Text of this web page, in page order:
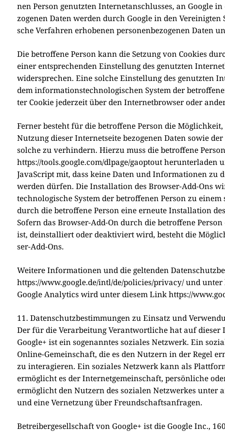
nen Per­son genutz­ten Inter­net­an­schlus­ses, an Goog­le
zo­ge­nen Daten wer­den durch Goog­le in den
sche Ver­fah­ren erho­be­nen per­so­nen­be­zo­ge­nen Daten
Die betrof­fe­ne Per­son kann die Set­zung von Coo­kies
einer ent­spre­chen­den Ein­stel­lung des genutz­ten
wider­spre­chen. Eine sol­che Ein­stel­lung des genutz­ten
dem infor­ma­ti­ons­tech­no­lo­gi­schen System der
ter Coo­kie jeder­zeit über den Inter­net­brow­ser oder
Fer­ner besteht für die betrof­fe­ne Per­son die
Nut­zung die­ser Inter­net­sei­te bezo­ge­nen Daten sowie
sol­che zu ver­hin­dern. Hier­zu muss die betrof­fe­ne
https://tools.google.com/dlpage/gaoptout her­un­ter­la­den
Java­Script mit, dass kei­ne Daten und Infor­ma­tio­nen zu
wer­den dür­fen. Die Instal­la­ti­on des Brow­ser-Add-Ons
tech­no­lo­gi­sche System der betrof­fe­nen Per­son zu
durch die betrof­fe­ne Per­son eine erneu­te Instal­la­ti­on
Sofern das Brow­ser-Add-On durch die betrof­fe­ne
ist, deinstal­liert oder deak­ti­viert wird, besteht die
ser-Add-Ons.
Wei­te­re Infor­ma­tio­nen und die gel­ten­den
https://www.google.de/intl/de/policies/privacy/ und
Goog­le Ana­ly­tics wird unter die­sem Link https://
11. Datenschutzbestimmungen zu Einsatz und
Der für die Ver­ar­bei­tung Ver­ant­wort­li­che hat auf die­ser
Goog­le+ ist ein soge­nann­tes sozia­les Netz­werk. Ein
Online-Gemein­schaft, die es den Nut­zern in der Regel
zu inter­agie­ren. Ein sozia­les Netz­werk kann als
ermög­licht es der Inter­net­ge­mein­schaft, per­sön­li­che
ermög­licht den Nut­zern des sozia­len Netz­wer­kes unter
und eine Ver­net­zung über Freund­schafts­an­fra­gen.
Betrei­ber­ge­sell­schaft von Goog­le+ ist die Goog­le Inc.,